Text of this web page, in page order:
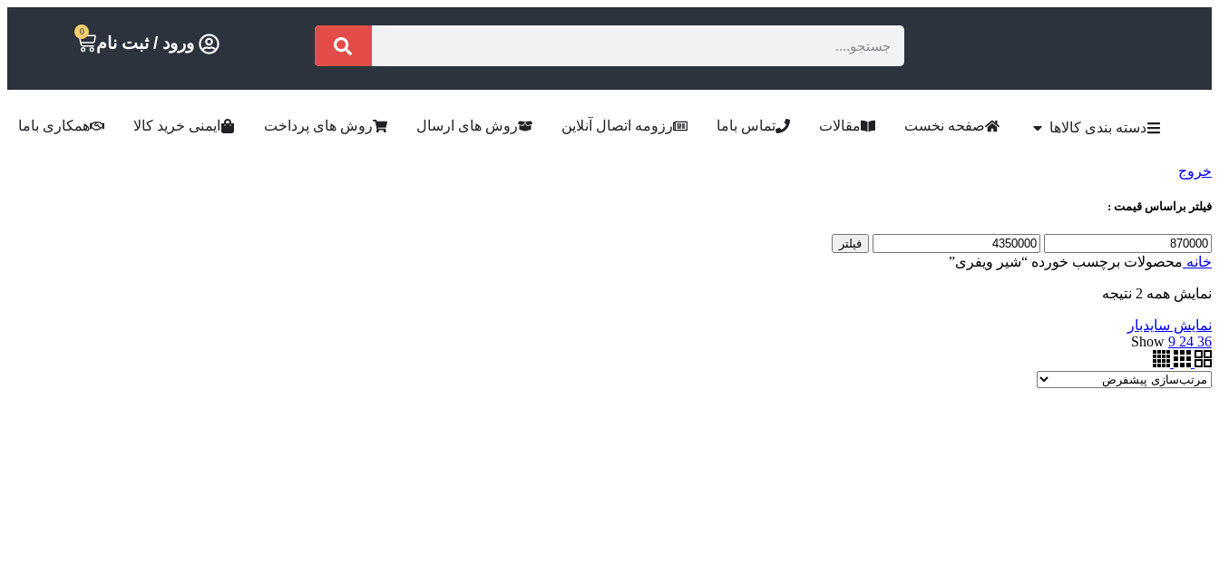
ورود / ثبت نام
0
دسته بندی کالاها صفحه نخست مقالات تماس باما رزومه اتصال آنلاین روش های ارسال روش های پرداخت ایمنی خرید کالا همکاری باما
خروج
فیلتر براساس قیمت :
فیلتر
خانه محصولات برچسب خورده “شیر ویفری”
نمایش همه 2 نتیجه
نمایش سایدبار
Show 9 24 36